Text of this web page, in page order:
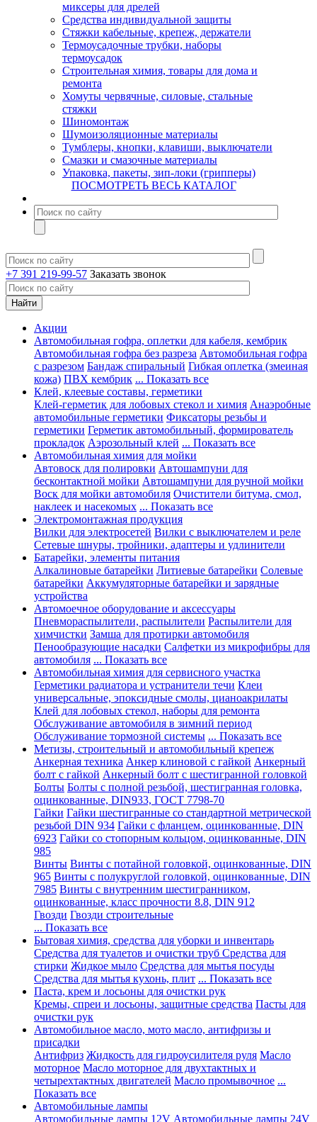
миксеры для дрелей
Средства индивидуальной защиты
Стяжки кабельные, крепеж, держатели
Термоусадочные трубки, наборы
термоусадок
Строительная химия, товары для дома и
ремонта
Хомуты червячные, силовые, стальные
стяжки
Шиномонтаж
Шумоизоляционные материалы
Тумблеры, кнопки, клавиши, выключатели
Смазки и смазочные материалы
Упаковка, пакеты, зип-локи (грипперы)
ПОСМОТРЕТЬ ВЕСЬ КАТАЛОГ
+7 391 219-99-57 Заказать звонок
Акции
Автомобильная гофра, оплетки для кабеля, кембрик
Автомобильная гофра без разреза Автомобильная гофра
с разрезом Бандаж спиральный Гибкая оплетка (змеиная
кожа) ПВХ кембрик ... Показать все
Клей, клеевые составы, герметики
Клей-герметик для лобовых стекол и химия Анаэробные
автомобильные герметики Фиксаторы резьбы и
герметики Герметик автомобильный, формирователь
прокладок Аэрозольный клей ... Показать все
Автомобильная химия для мойки
Автовоск для полировки Автошампуни для
бесконтактной мойки Автошампуни для ручной мойки
Воск для мойки автомобиля Очистители битума, смол,
наклеек и насекомых ... Показать все
Электромонтажная продукция
Вилки для электросетей Вилки с выключателем и реле
Сетевые шнуры, тройники, адаптеры и удлинители
Батарейки, элементы питания
Алкалиновые батарейки Литиевые батарейки Солевые
батарейки Аккумуляторные батарейки и зарядные
устройства
Автомоечное оборудование и аксессуары
Пневмораспылители, распылители Распылители для
химчистки Замша для протирки автомобиля
Пенообразующие насадки Салфетки из микрофибры для
автомобиля ... Показать все
Автомобильная химия для сервисного участка
Герметики радиатора и устранители течи Клеи
универсальные, эпоксидные смолы, цианоакрилаты
Клей для лобовых стекол, наборы для ремонта
Обслуживание автомобиля в зимний период
Обслуживание тормозной системы ... Показать все
Метизы, строительный и автомобильный крепеж
Анкерная техника Анкер клиновой с гайкой Анкерный
болт с гайкой Анкерный болт с шестигранной головкой
Болты Болты с полной резьбой, шестигранная головка,
оцинкованные, DIN933, ГОСТ 7798-70
Гайки Гайки шестигранные со стандартной метрической
резьбой DIN 934 Гайки с фланцем, оцинкованные, DIN
6923 Гайки со стопорным кольцом, оцинкованные, DIN
985
Винты Винты с потайной головкой, оцинкованные, DIN
965 Винты с полукруглой головкой, оцинкованные, DIN
7985 Винты с внутренним шестигранником,
оцинкованные, класс прочности 8.8, DIN 912
Гвозди Гвозди строительные
... Показать все
Бытовая химия, средства для уборки и инвентарь
Средства для туалетов и очистки труб Средства для
стирки Жидкое мыло Средства для мытья посуды
Средства для мытья кухонь, плит ... Показать все
Паста, крем и лосьоны для очистки рук
Кремы, спреи и лосьоны, защитные средства Пасты для
очистки рук
Автомобильное масло, мото масло, антифризы и
присадки
Антифриз Жидкость для гидроусилителя руля Масло
моторное Масло моторное для двухтактных и
четырехтактных двигателей Масло промывочное ...
Показать все
Автомобильные лампы
Автомобильные лампы 12V Автомобильные лампы 24V